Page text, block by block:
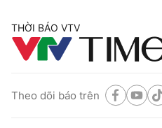
THỜI BÁO VTV
Theo dõi báo trên